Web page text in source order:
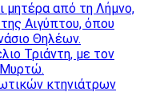
μητέρα από τη Λήμνο,
Αιγύπτου, όπου
Θηλέων.
Τριάντη, με τον
Μυρτώ.
κτηνιάτρων